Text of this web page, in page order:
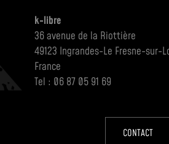
k-libre
36 avenue de la Riottière
49123 Ingrandes-Le Fresne-sur-
France
Tel : 06 87 05 91 69
CONTACT